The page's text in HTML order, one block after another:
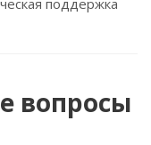
поддержка
вопросы